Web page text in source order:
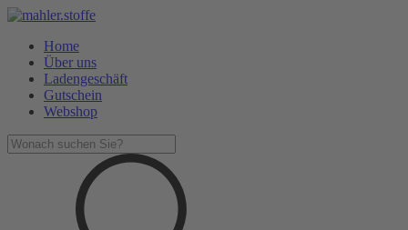
Home
Über uns
Ladengeschäft
Gutschein
Webshop